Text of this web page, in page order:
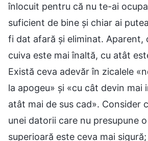
înlocuit pentru că nu te-ai
suficient de bine și chiar ai
fi dat afară și eliminat. Aparent,
cuiva este mai înaltă, cu atât
Există ceva adevăr în zicalele
la apogeu» și «cu cât devin mai
atât mai de sus cad». Consider
unei datorii care nu presupune
superioară este ceva mai